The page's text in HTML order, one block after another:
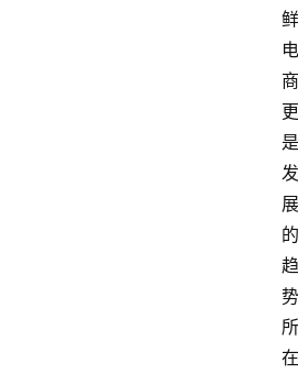
鲜
电
商
更
是
发
展
的
趋
势
所
在